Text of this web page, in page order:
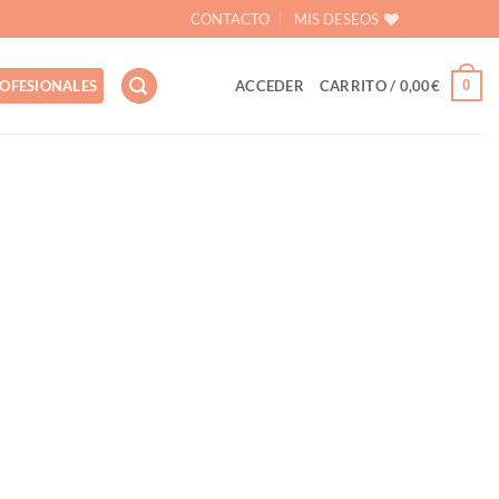
CONTACTO MIS DESEOS
ACCEDER CARRITO / 0,00€ 0